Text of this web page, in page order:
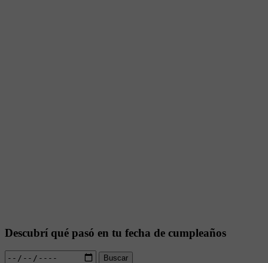
Descubrí qué pasó en tu fecha de cumpleaños
Buscar